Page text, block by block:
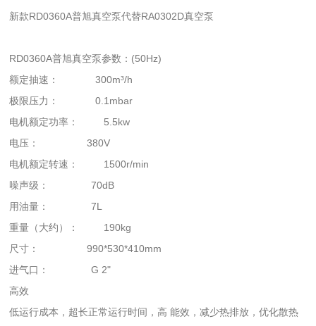
新款RD0360A普旭真空泵代替RA0302D真空泵
RD0360A普旭真空泵参数：(50Hz)
额定抽速： 300m³/h
极限压力： 0.1mbar
电机额定功率： 5.5kw
电压： 380V
电机额定转速： 1500r/min
噪声级： 70dB
用油量： 7L
重量（大约）： 190kg
尺寸： 990*530*410mm
进气口： G 2"
高效
低运行成本，超长正常运行时间，高 能效，减少热排放，优化散热